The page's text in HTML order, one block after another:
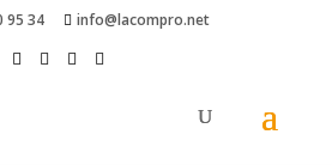
95 34 info@lacompro.net